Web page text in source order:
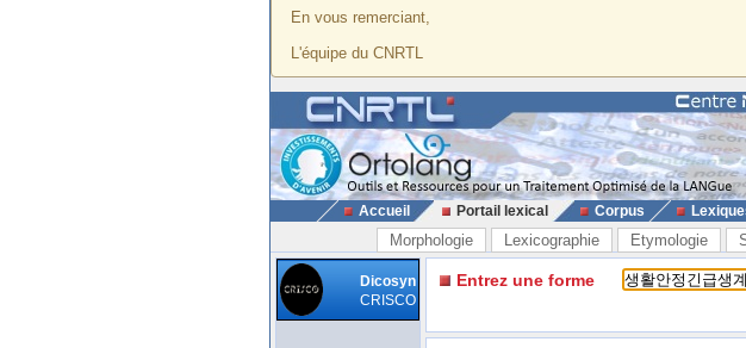
En vous remerciant,
L'équipe du CNRTL
Accueil Portail lexical Corpus
Morphologie Lexicographie Etymologie
Dicosyn
CRISCO
Entrez une forme